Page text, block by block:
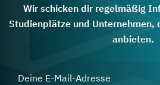
Wir schicken dir regelmäßig
Studienplätze und Unternehmen,
anbieten.
Deine E-Mail-Adresse